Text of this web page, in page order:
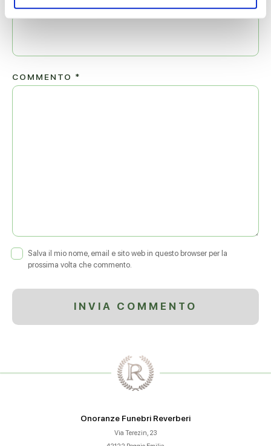
COMMENTO *
EMAIL*
Salva il mio nome, email e sito web in questo browser per la
prossima volta che commento.
Onoranze Funebri Reverberi
Via Terezin, 23